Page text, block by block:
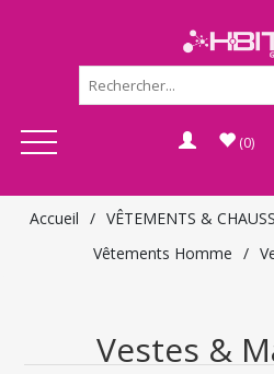
(0)
Accueil / VÊTEMENTS &
Vêtements Homme /
Vestes &